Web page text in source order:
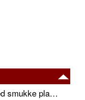
Skab en frodig udendørs oase med smukke plantekrukker og elegante espalier